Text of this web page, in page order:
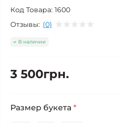
Код Товара: 1600
Отзывы: (0)
В наличии
3 500грн.
Размер букета *